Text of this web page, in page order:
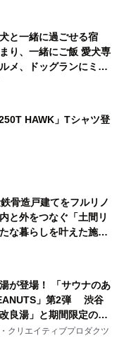
と一緒に過ごせる宿
り、一緒にご飯 愛犬専
メ、ドッグランにミニ
ングとトレーラーハウ
HAWK」Tシャツ登
骨造戸建てをフルリノ
と外をつなぐ「土間リ
な暮らしを叶えた施工
アースが公開
が登場！ 「サウナのあ
」第2弾 渋谷
良湯」と期間限定のコ
サウナイキタイコラ
クリエイティブプロダクツ